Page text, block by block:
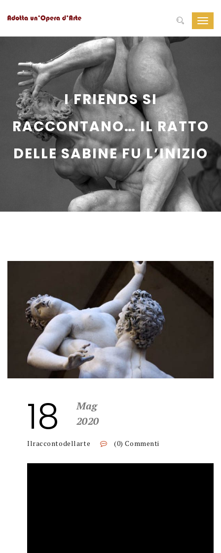
I FRIENDS SI
RACCONTANO… IL RATTO
DELLE SABINE FU L’INIZIO
18
Mag
2020
Ilraccontodellarte (0) Commenti